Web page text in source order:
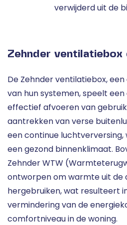
verwijderd uit de
Zehnder ventilatiebox
De Zehnder ventilatiebox,
van hun systemen, speelt
effectief afvoeren van
aantrekken van verse
een continue luchtverversing,
een gezond binnenklimaat.
Zehnder WTW
ontworpen om warmte uit de
hergebruiken, wat resulteert
vermindering van de
comfortniveau in de woning.